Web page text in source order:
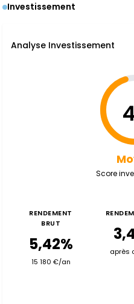
Investissement
Analyse Investissement
Score
RENDEMENT
BRUT
5,42%
15 180 €/an
après